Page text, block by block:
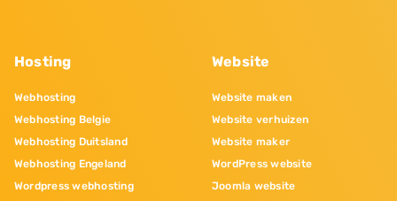
Hosting
Webhosting
Webhosting Belgie
Webhosting Duitsland
Webhosting Engeland
Wordpress webhosting
Website
Website maken
Website verhuizen
Website maker
WordPress website
Joomla website